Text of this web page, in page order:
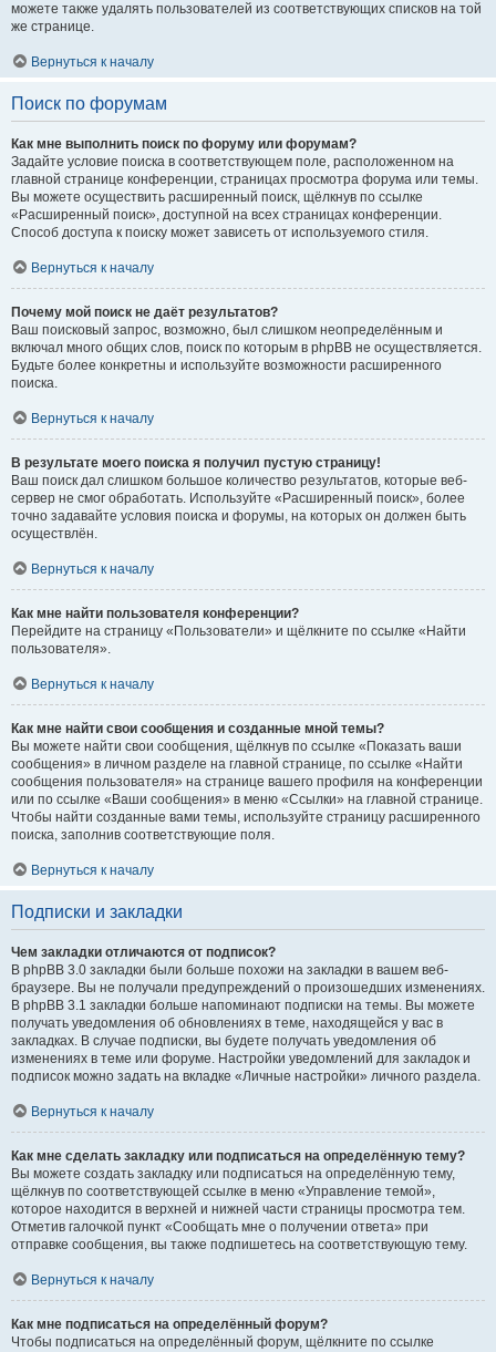
можете также удалять пользователей из соответствующих списков на той
же странице.
Вернуться к началу
Поиск по форумам
Как мне выполнить поиск по форуму или форумам?
Задайте условие поиска в соответствующем поле, расположенном на
главной странице конференции, страницах просмотра форума или темы.
Вы можете осуществить расширенный поиск, щёлкнув по ссылке
«Расширенный поиск», доступной на всех страницах конференции.
Способ доступа к поиску может зависеть от используемого стиля.
Вернуться к началу
Почему мой поиск не даёт результатов?
Ваш поисковый запрос, возможно, был слишком неопределённым и
включал много общих слов, поиск по которым в phpBB не осуществляется.
Будьте более конкретны и используйте возможности расширенного
поиска.
Вернуться к началу
В результате моего поиска я получил пустую страницу!
Ваш поиск дал слишком большое количество результатов, которые веб-
сервер не смог обработать. Используйте «Расширенный поиск», более
точно задавайте условия поиска и форумы, на которых он должен быть
осуществлён.
Вернуться к началу
Как мне найти пользователя конференции?
Перейдите на страницу «Пользователи» и щёлкните по ссылке «Найти
пользователя».
Вернуться к началу
Как мне найти свои сообщения и созданные мной темы?
Вы можете найти свои сообщения, щёлкнув по ссылке «Показать ваши
сообщения» в личном разделе на главной странице, по ссылке «Найти
сообщения пользователя» на странице вашего профиля на конференции
или по ссылке «Ваши сообщения» в меню «Ссылки» на главной странице.
Чтобы найти созданные вами темы, используйте страницу расширенного
поиска, заполнив соответствующие поля.
Вернуться к началу
Подписки и закладки
Чем закладки отличаются от подписок?
В phpBB 3.0 закладки были больше похожи на закладки в вашем веб-
браузере. Вы не получали предупреждений о произошедших изменениях.
В phpBB 3.1 закладки больше напоминают подписки на темы. Вы можете
получать уведомления об обновлениях в теме, находящейся у вас в
закладках. В случае подписки, вы будете получать уведомления об
изменениях в теме или форуме. Настройки уведомлений для закладок и
подписок можно задать на вкладке «Личные настройки» личного раздела.
Вернуться к началу
Как мне сделать закладку или подписаться на определённую тему?
Вы можете создать закладку или подписаться на определённую тему,
щёлкнув по соответствующей ссылке в меню «Управление темой»,
которое находится в верхней и нижней части страницы просмотра тем.
Отметив галочкой пункт «Сообщать мне о получении ответа» при
отправке сообщения, вы также подпишетесь на соответствующую тему.
Вернуться к началу
Как мне подписаться на определённый форум?
Чтобы подписаться на определённый форум, щёлкните по ссылке